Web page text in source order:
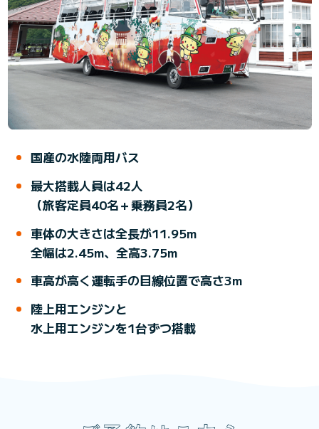
国産の水陸両用バス
最大搭載人員は42人
（旅客定員40名＋乗務員2名）
車体の大きさは全長が11.95m
全幅は2.45m、全高3.75m
車高が高く運転手の目線位置で高さ3m
陸上用エンジンと
水上用エンジンを1台ずつ搭載